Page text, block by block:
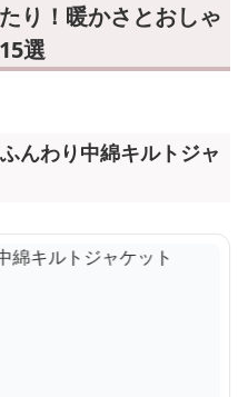
り！暖かさとおしゃ
選
んわり中綿キルトジャ